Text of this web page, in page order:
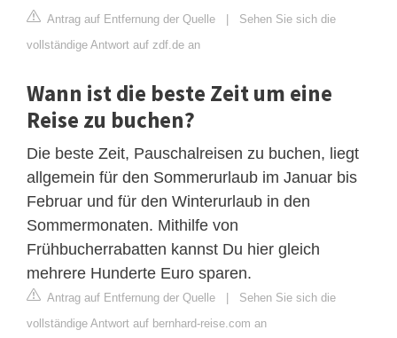
Antrag auf Entfernung der Quelle | Sehen Sie sich die
vollständige Antwort auf zdf.de an
Wann ist die beste Zeit um eine
Reise zu buchen?
Die beste Zeit, Pauschalreisen zu buchen, liegt
allgemein für den Sommerurlaub im Januar bis
Februar und für den Winterurlaub in den
Sommermonaten. Mithilfe von
Frühbucherrabatten kannst Du hier gleich
mehrere Hunderte Euro sparen.
Antrag auf Entfernung der Quelle | Sehen Sie sich die
vollständige Antwort auf bernhard-reise.com an